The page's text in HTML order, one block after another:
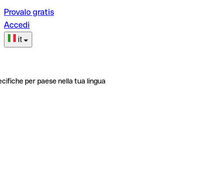
Provalo gratis
Accedi
it
per paese nella tua lingua